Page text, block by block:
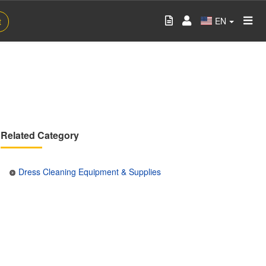
EN
Related Category
Dress Cleaning Equipment & Supplies